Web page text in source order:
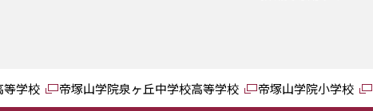
等学校 帝塚山学院泉ヶ丘中学校高等学校 帝塚山学院小学校